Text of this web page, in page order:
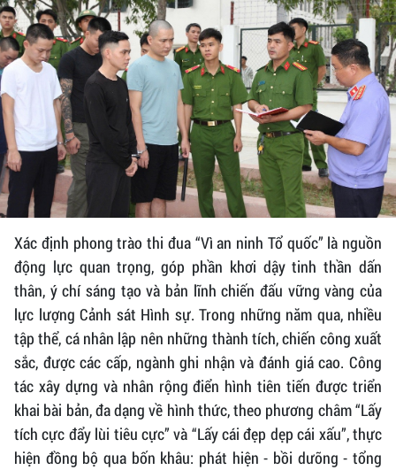
Xác định phong trào thi đua “Vì an ninh Tổ quốc” là nguồn
động lực quan trọng, góp phần khơi dậy tinh thần dấn
thân, ý chí sáng tạo và bản lĩnh chiến đấu vững vàng của
lực lượng Cảnh sát Hình sự. Trong những năm qua, nhiều
tập thể, cá nhân lập nên những thành tích, chiến công xuất
sắc, được các cấp, ngành ghi nhận và đánh giá cao. Công
tác xây dựng và nhân rộng điển hình tiên tiến được triển
khai bài bản, đa dạng về hình thức, theo phương châm “Lấy
tích cực đẩy lùi tiêu cực” và “Lấy cái đẹp dẹp cái xấu”, thực
hiện đồng bộ qua bốn khâu: phát hiện - bồi dưỡng - tổng